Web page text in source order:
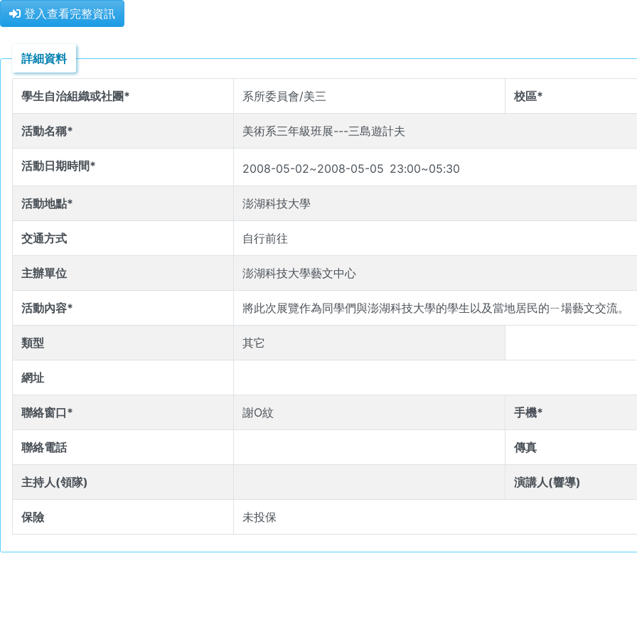
登入查看完整資訊
詳細資料
學生自治組織或社團* 系所委員會/美三 校區*
活動名稱* 美術系三年級班展---三島遊計夫
活動日期時間* 2008-05-02~2008-05-05 23:00~05:30
活動地點* 澎湖科技大學
交通方式 自行前往
主辦單位 澎湖科技大學藝文中心
活動內容* 將此次展覽作為同學們與澎湖科技大學的學生以及當地居民的ㄧ場藝文交流。
類型 其它
網址
聯絡窗口* 謝O紋 手機*
聯絡電話 傳真
主持人(領隊) 演講人(響導)
保險 未投保